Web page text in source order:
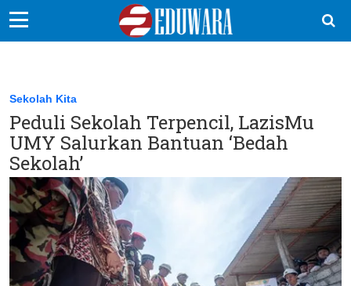
Sekolah Kita
Vokasi
Kampus
Idea
Sains
EduDana
Sekolah Kita
Peduli Sekolah Terpencil, LazisMu
UMY Salurkan Bantuan ‘Bedah
Sekolah’